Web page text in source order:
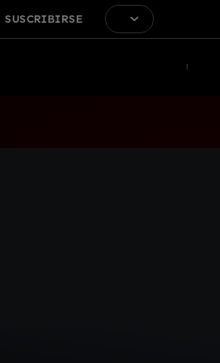
SUSCRIBIRSE